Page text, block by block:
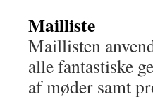
Mailliste
Maillisten
alle fantastiske
af møder samt